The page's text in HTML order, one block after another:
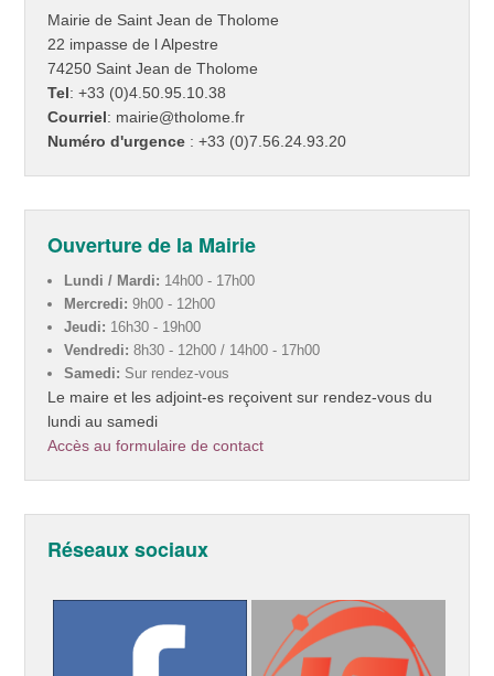
Mairie de Saint Jean de Tholome
22 impasse de l Alpestre
74250 Saint Jean de Tholome
Tel: +33 (0)4.50.95.10.38
Courriel: mairie@tholome.fr
Numéro d'urgence : +33 (0)7.56.24.93.20
Ouverture de la Mairie
Lundi / Mardi: 14h00 - 17h00
Mercredi: 9h00 - 12h00
Jeudi: 16h30 - 19h00
Vendredi: 8h30 - 12h00 / 14h00 - 17h00
Samedi: Sur rendez-vous
Le maire et les adjoint-es reçoivent sur rendez-vous du
lundi au samedi
Accès au formulaire de contact
Réseaux sociaux